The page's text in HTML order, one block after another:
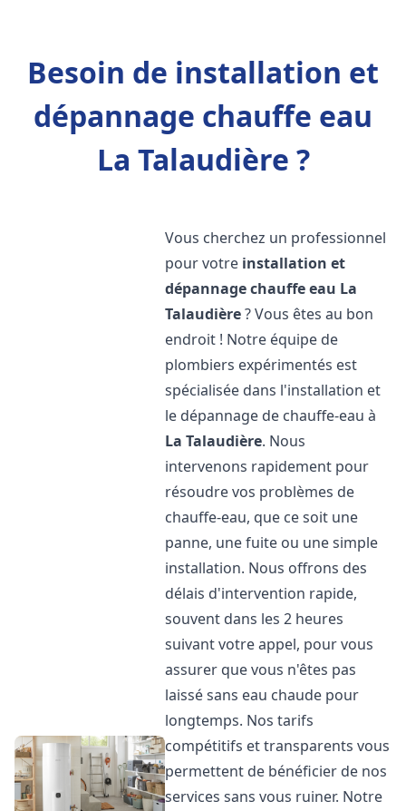
Besoin de installation et
dépannage chauffe eau
La Talaudière ?
Vous cherchez un professionnel
pour votre installation et
dépannage chauffe eau La
Talaudière? Vous êtes au bon
endroit ! Notre équipe de
plombiers expérimentés est
spécialisée dans l'installation et
le dépannage de chauffe-eau à
La Talaudière. Nous
intervenons rapidement pour
résoudre vos problèmes de
chauffe-eau, que ce soit une
panne, une fuite ou une simple
installation. Nous offrons des
délais d'intervention rapide,
souvent dans les 2 heures
suivant votre appel, pour vous
assurer que vous n'êtes pas
laissé sans eau chaude pour
longtemps. Nos tarifs
compétitifs et transparents vous
permettent de bénéficier de nos
services sans vous ruiner. Notre